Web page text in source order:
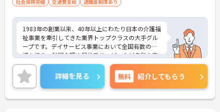
社会保険完備 交通費支給 退職金制度あり
1983年の創業以来、40年以上にわたり日本の介護福
祉事業を牽引してきた業界トップクラスの大手グル
ープです。デイサービス事業において全国有数の規
模を誇り、訪問介護や居住系サービスなど多彩な事
業を展開することで、地域のあらゆるニーズにワン
ストップで応える体制を確立しています。ダイバー
シティ経営を積極的に推進し、多様な人材が能力を
発揮できる職場環境の構築に注力している点も大き
な特色です。また、大規模災害を見据えたBCP（事
詳細を見る 無料 紹介してもらう